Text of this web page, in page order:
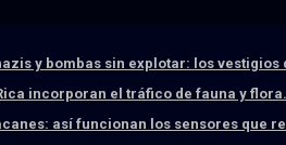
y bombas sin explotar: los vestigios
incorporan el tráfico de fauna y
así funcionan los sensores que